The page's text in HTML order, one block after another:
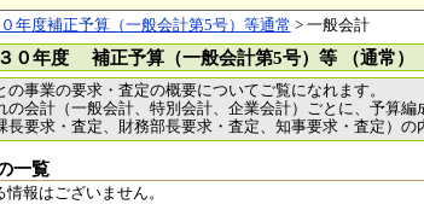
年度補正予算（一般会計第5号）等通常 > 一般会計
０年度 補正予算（一般会計第5号）等 （通常
の事業の要求・査定の概要についてご覧になれます。
の会計（一般会計、特別会計、企業会計）ごとに、予算編
長要求・査定、財務部長要求・査定、知事要求・査定）の
一覧
情報はございません。